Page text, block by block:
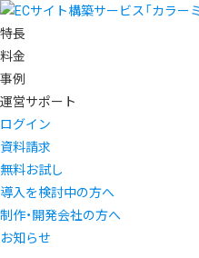
特長
料金
事例
運営サポート
ログイン
資料請求
無料お試し
導入を検討中の方へ
制作・開発会社の方へ
お知らせ